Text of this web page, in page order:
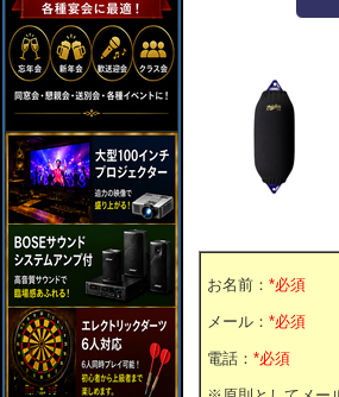
お名前： *必須
メール： *必須
電話： *必須